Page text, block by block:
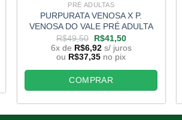
PRÉ ADULTAS
PURPURATA VENOSA X P.
VENOSA DO VALE PRÉ ADULTA
R$49,50
O
preço
original
era:
R$49,50.
R$41,50O
preço
atual
é:
R$41,50.
6x de R$6,92 s/ juros
ou R$37,35 no pix
COMPRAR